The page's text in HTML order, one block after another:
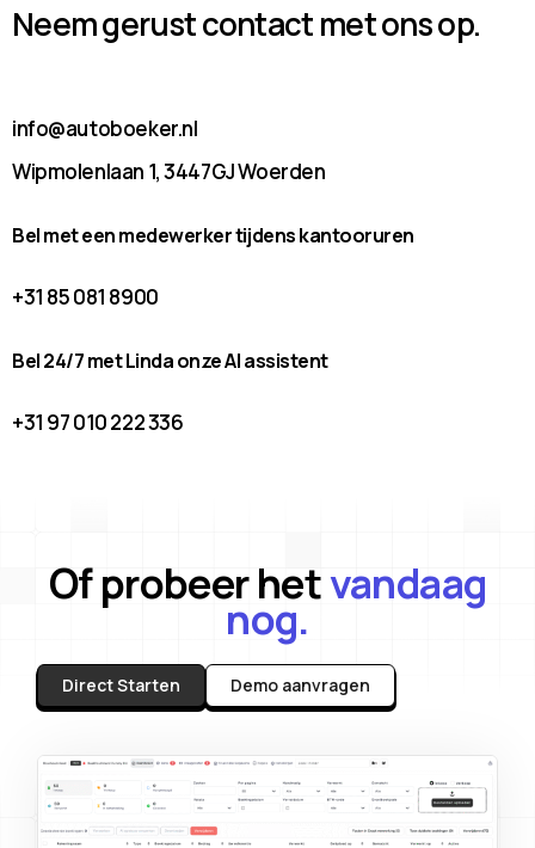
Neem gerust contact met ons op.
info@autoboeker.nl
Wipmolenlaan 1, 3447GJ Woerden
Bel met een medewerker tijdens kantooruren
+31 85 081 8900
Bel 24/7 met Linda onze AI assistent
+31 97 010 222 336
Of probeer hetvandaag
nog.
Direct Starten Demo aanvragen